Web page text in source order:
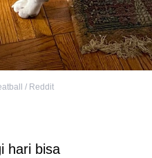
/ Reddit
hari bisa